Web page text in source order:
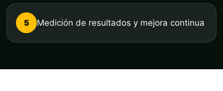
5 Medición de resultados y mejora continua